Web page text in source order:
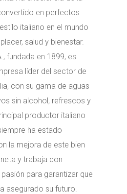
en perfectos
italiano en el mundo
salud y bienestar.
fundada en 1899, es
líder del sector de
con su gama de aguas
sin alcohol, refrescos y
productor italiano
ha estado
la mejora de este bien
y trabaja con
para garantizar que
asegurado su futuro.